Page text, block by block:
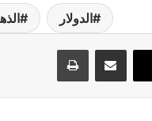
الدولار